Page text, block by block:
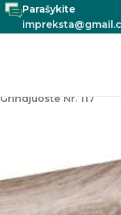
Parašykite
Grindjuostė Nr. 117